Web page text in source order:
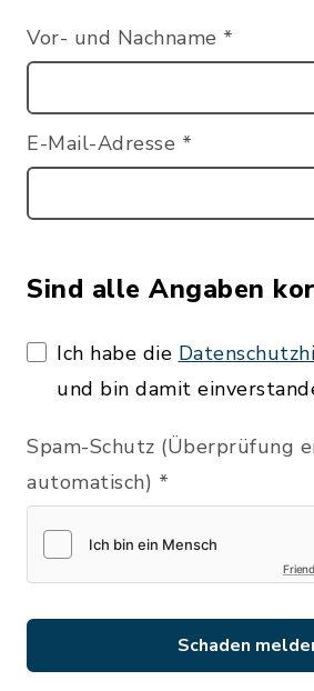
Vor- und Nachname *
E-Mail-Adresse *
Sind alle Angaben
Ich habe die
und bin damit
Spam-Schutz (Überprüfung
automatisch) *
Schaden